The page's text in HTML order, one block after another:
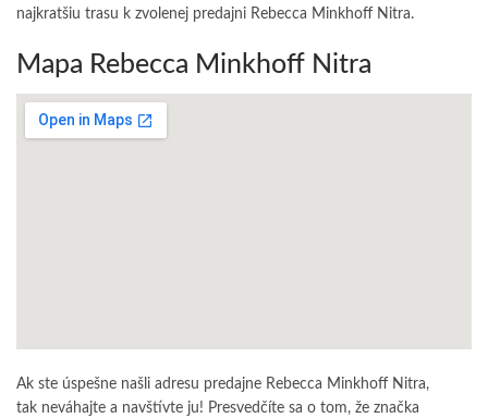
najkratšiu trasu k zvolenej predajni Rebecca Minkhoff Nitra.
Mapa Rebecca Minkhoff Nitra
Ak ste úspešne našli adresu predajne Rebecca Minkhoff Nitra,
tak neváhajte a navštívte ju! Presvedčíte sa o tom, že značka